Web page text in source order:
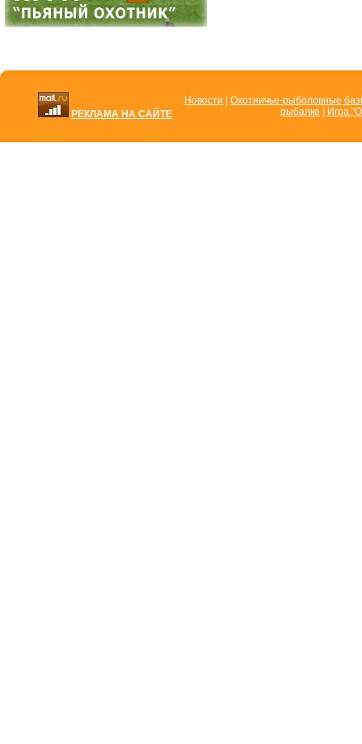
РЕКЛАМА НА САЙТЕ
Новости
Охотничье-рыболовные
рыбалке
Игра